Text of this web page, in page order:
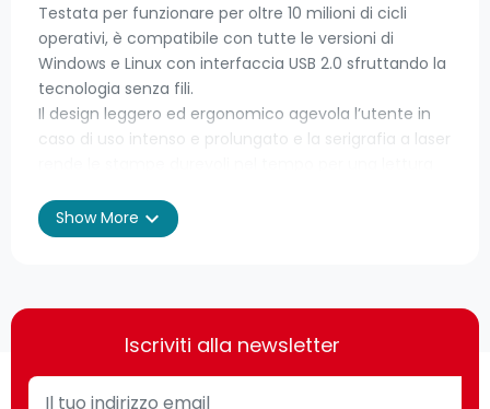
Testata per funzionare per oltre 10 milioni di cicli
operativi, è compatibile con tutte le versioni di
Windows e Linux con interfaccia USB 2.0 sfruttando la
tecnologia senza fili.
Il design leggero ed ergonomico agevola l’utente in
caso di uso intenso e prolungato e la serigrafia a laser
La tastiera, dotata di membrana di protezione, è
resistente a spruzzi accidentali e liquidi.
ergonomico adatto per utenti sia destrorsi che
Show More expand_more
Iscriviti alla newsletter